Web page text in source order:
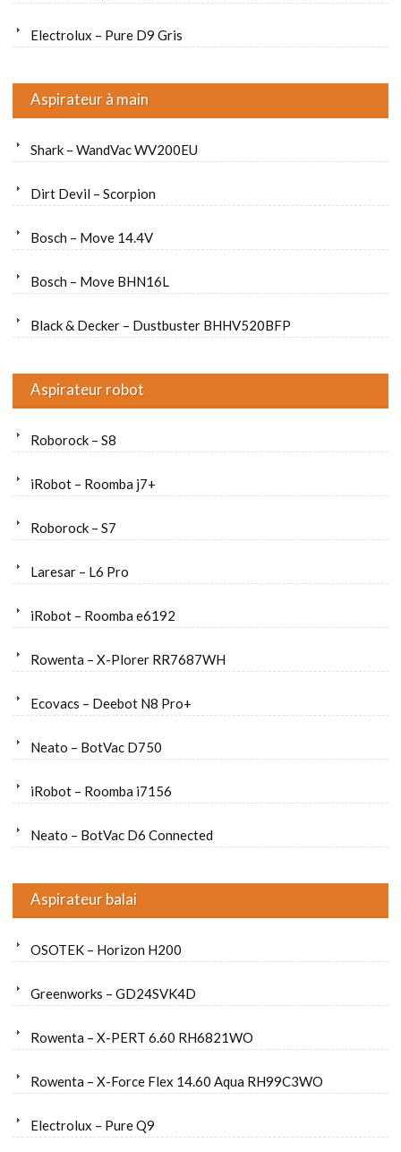
Electrolux – Pure D9 Gris
Aspirateur à main
Shark – WandVac WV200EU
Dirt Devil – Scorpion
Bosch – Move 14.4V
Bosch – Move BHN16L
Black & Decker – Dustbuster BHHV520BFP
Aspirateur robot
Roborock – S8
iRobot – Roomba j7+
Roborock – S7
Laresar – L6 Pro
iRobot – Roomba e6192
Rowenta – X-Plorer RR7687WH
Ecovacs – Deebot N8 Pro+
Neato – BotVac D750
iRobot – Roomba i7156
Neato – BotVac D6 Connected
Aspirateur balai
OSOTEK – Horizon H200
Greenworks – GD24SVK4D
Rowenta – X-PERT 6.60 RH6821WO
Rowenta – X-Force Flex 14.60 Aqua RH99C3WO
Electrolux – Pure Q9